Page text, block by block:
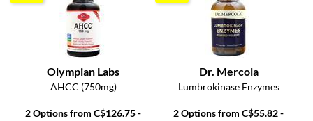
Olympian Labs
AHCC (750mg)
2 Options from C$126.75 -
Dr. Mercola
Lumbrokinase Enzymes
2 Options from C$55.82 -